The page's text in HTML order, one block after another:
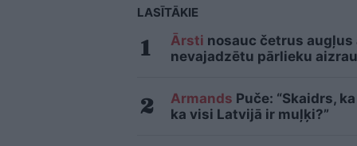
LASĪTĀKIE
Ārsti nosauc četrus augļus
nevajadzētu pārlieku
Armands Puče: “Skaidrs,
ka visi Latvijā ir muļķi?”